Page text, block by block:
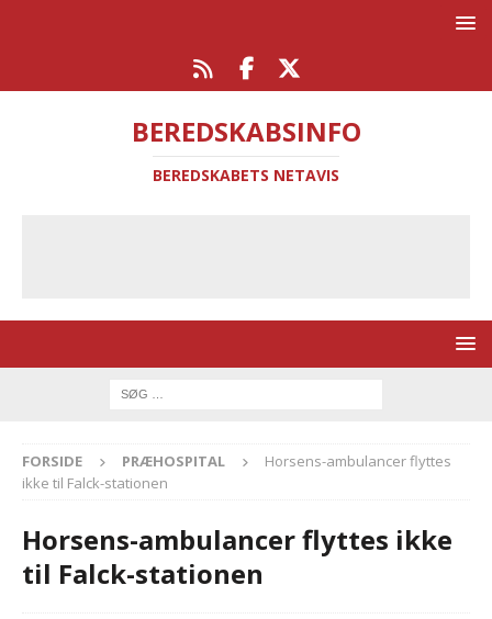
BEREDSKABSINFO
BEREDSKABETS NETAVIS
FORSIDE PRÆHOSPITAL
Horsens-ambulancer flyttes
ikke til Falck-stationen
Horsens-ambulancer flyttes ikke
til Falck-stationen